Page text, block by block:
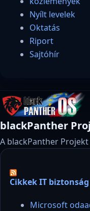
Nyílt levelek
Oktatás
Riport
Sajtóhír
blackPanther
A blackPanther
Cikkek IT
Microsoft